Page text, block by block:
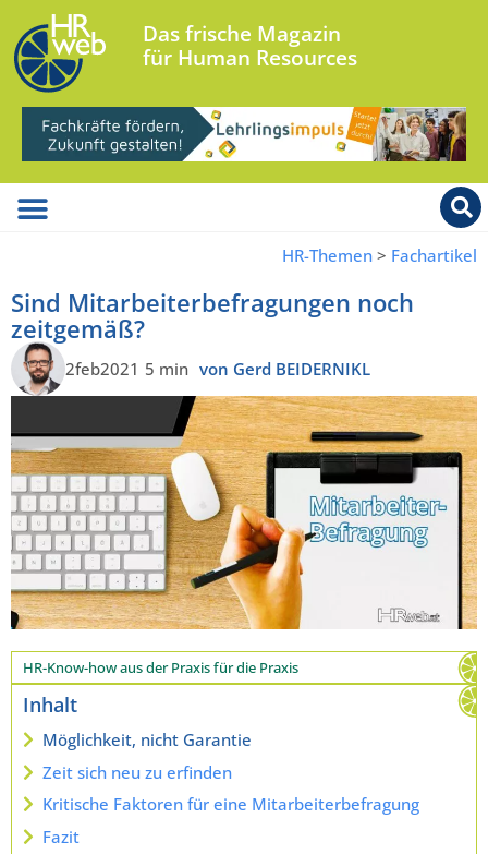
Das frische Magazin
für Human Resources
HR-Themen > Fachartikel
Sind Mitarbeiterbefragungen noch
zeitgemäß?
2feb2021 5 min von Gerd BEIDERNIKL
HR-Know-how aus der Praxis für die Praxis
Inhalt
Möglichkeit, nicht Garantie
Zeit sich neu zu erfinden
Kritische Faktoren für eine Mitarbeiterbefragung
Fazit